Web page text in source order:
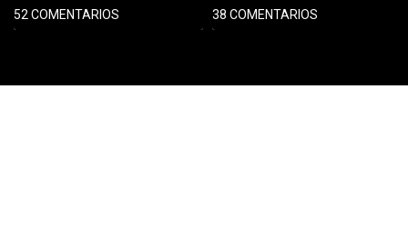
52 COMENTARIOS 38 COMENTARIOS